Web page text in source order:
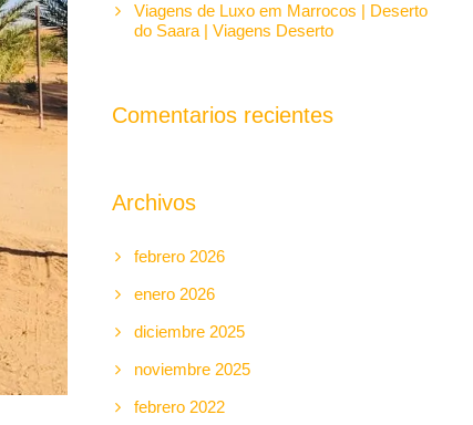
Viagens de Luxo em Marrocos | Deserto
do Saara | Viagens Deserto
Comentarios recientes
Archivos
febrero 2026
enero 2026
diciembre 2025
noviembre 2025
febrero 2022